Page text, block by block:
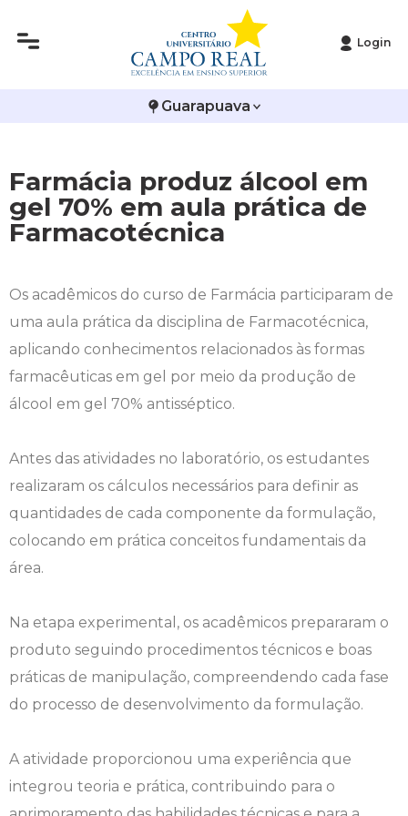
Login
Guarapuava
Farmácia produz álcool em
gel 70% em aula prática de
Farmacotécnica
Os acadêmicos do curso de Farmácia participaram de
uma aula prática da disciplina de Farmacotécnica,
aplicando conhecimentos relacionados às formas
farmacêuticas em gel por meio da produção de
álcool em gel 70% antisséptico.
Antes das atividades no laboratório, os estudantes
realizaram os cálculos necessários para definir as
quantidades de cada componente da formulação,
colocando em prática conceitos fundamentais da
área.
Na etapa experimental, os acadêmicos prepararam o
produto seguindo procedimentos técnicos e boas
práticas de manipulação, compreendendo cada fase
do processo de desenvolvimento da formulação.
A atividade proporcionou uma experiência que
integrou teoria e prática, contribuindo para o
Editais
Arquitetura e Urbanismo
Ciências Contábeis
Enfermagem
Engenharia Agronômica
Engenharia Civil
Engenharia Elétrica
Engenharia Mecânica
Fisioterapia
Medicina
Nutrição
Odontologia
Vestibular de Inverno
Vestibular de Medicina
2ª Via de Boleto
Atestado de Matrícula
Biblioteca
Calendário de Provas
Carteirinha de Estudante
Central de Estágios - TCC
Horário de Aulas
Manual do Acadêmico
Manual de Trabalhos Acadêmicos
Minha Biblioteca
Ouvidoria
Plano de Ensino
Avalie a Campo Real
Bolsas e Incentivos
COLAP
Comitê de Ética em Pesquisa
Diploma Digital
Educação em Direitos Humanos
Extensão
Infocampo
Logos Campo Real
NAPP e NAPC
Portal do RH
Programa de Monitoria